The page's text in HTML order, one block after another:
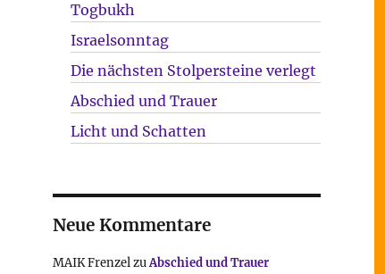
Togbukh
Israelsonntag
Die nächsten Stolpersteine verlegt
Abschied und Trauer
Licht und Schatten
Neue Kommentare
MAIK FrenzelzuAbschied und Trauer